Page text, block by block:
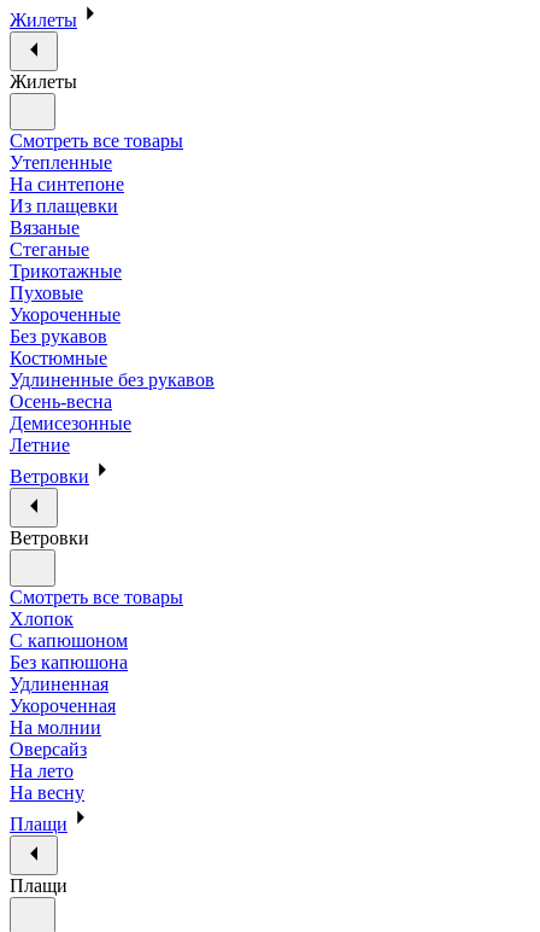
Жилеты
Жилеты
Смотреть все товары
Утепленные
На синтепоне
Из плащевки
Вязаные
Стеганые
Трикотажные
Пуховые
Укороченные
Без рукавов
Костюмные
Удлиненные без рукавов
Осень-весна
Демисезонные
Летние
Ветровки
Ветровки
Смотреть все товары
Хлопок
С капюшоном
Без капюшона
Удлиненная
Укороченная
На молнии
Оверсайз
На лето
На весну
Плащи
Плащи